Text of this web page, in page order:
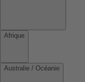
Afrique
Australie / Océanie